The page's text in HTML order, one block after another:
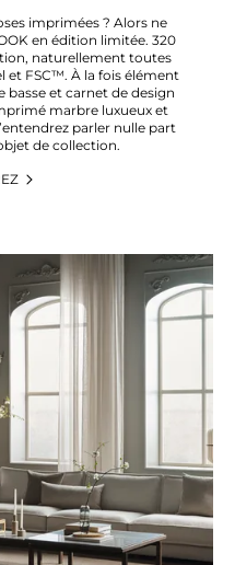
imprimées ? Alors ne
en édition limitée. 320
naturellement toutes
et FSC™. À la fois élément
et carnet de design
marbre luxueux et
parler nulle part
de collection.